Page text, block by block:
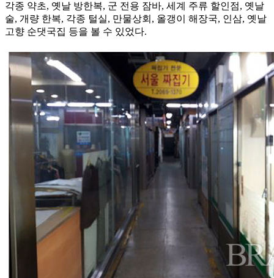
각종 약초, 옛날 방한복, 군 전용 잠바, 세계 주류 할인점, 옛날
술, 개량 한복, 각종 털실, 만물상회, 올갱이 해장국, 인삼, 옛날
고향 순댓국집 등을 볼 수 있었다.